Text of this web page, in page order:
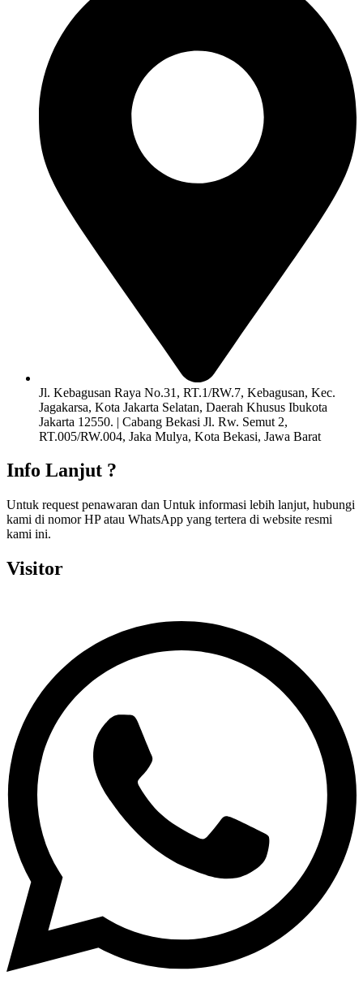
Jl. Kebagusan Raya No.31, RT.1/RW.7, Kebagusan, Kec.
Jagakarsa, Kota Jakarta Selatan, Daerah Khusus Ibukota
Jakarta 12550. | Cabang Bekasi Jl. Rw. Semut 2,
RT.005/RW.004, Jaka Mulya, Kota Bekasi, Jawa Barat
Info Lanjut ?
Untuk request penawaran dan Untuk informasi lebih lanjut, hubungi
kami di nomor HP atau WhatsApp yang tertera di website resmi
kami ini.
Visitor